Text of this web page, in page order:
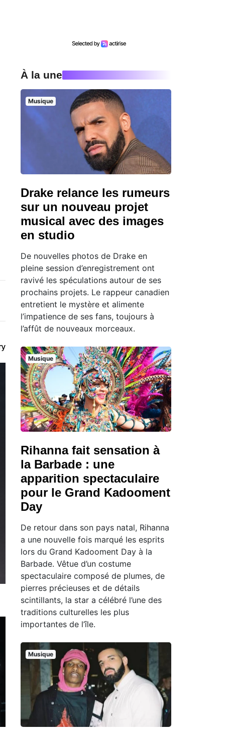
À la une
Musique
Drake relance les rumeurs
sur un nouveau projet
musical avec des images
en studio
De nouvelles photos de Drake en
pleine session d’enregistrement ont
ravivé les spéculations autour de ses
prochains projets. Le rappeur canadien
entretient le mystère et alimente
l’impatience de ses fans, toujours à
l’affût de nouveaux morceaux.
Musique
Rihanna fait sensation à
la Barbade : une
apparition spectaculaire
pour le Grand Kadooment
Day
De retour dans son pays natal, Rihanna
a une nouvelle fois marqué les esprits
lors du Grand Kadooment Day à la
Barbade. Vêtue d’un costume
spectaculaire composé de plumes, de
pierres précieuses et de détails
scintillants, la star a célébré l’une des
traditions culturelles les plus
importantes de l’île.
Musique